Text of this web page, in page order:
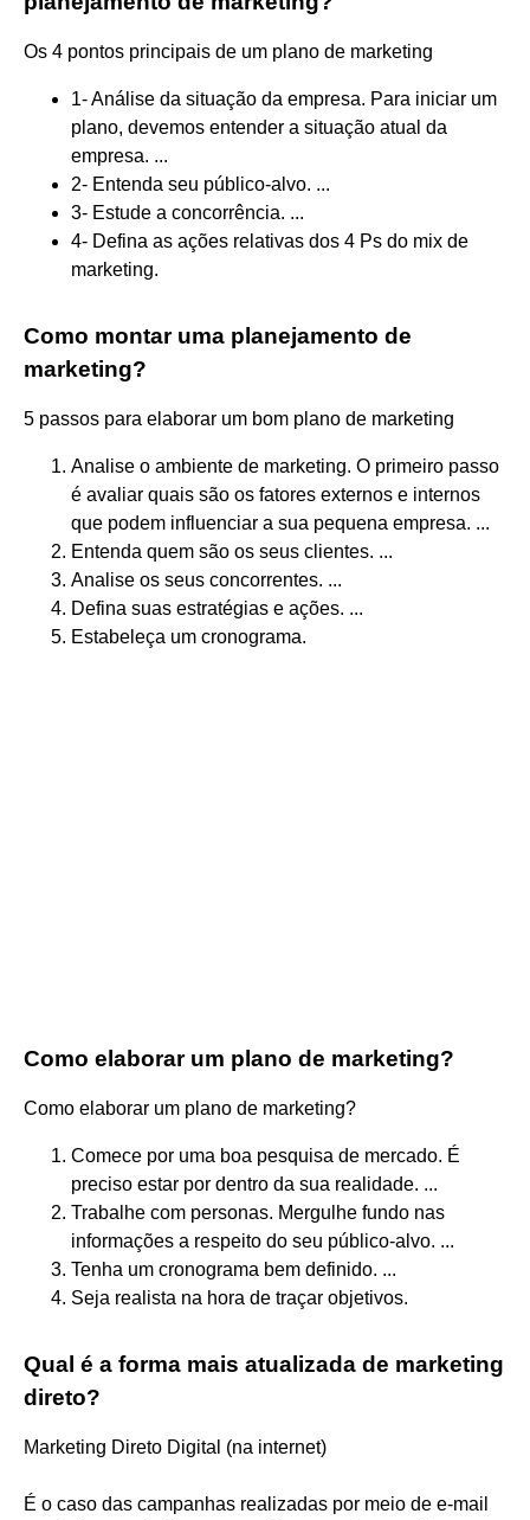
Os 4 pontos principais de um plano de marketing
1- Análise da situação da empresa. Para iniciar um
plano, devemos entender a situação atual da
empresa. ...
2- Entenda seu público-alvo. ...
3- Estude a concorrência. ...
4- Defina as ações relativas dos 4 Ps do mix de
marketing.
Como montar uma planejamento de
marketing?
5 passos para elaborar um bom plano de marketing
Analise o ambiente de marketing. O primeiro passo
é avaliar quais são os fatores externos e internos
que podem influenciar a sua pequena empresa. ...
Entenda quem são os seus clientes. ...
Analise os seus concorrentes. ...
Defina suas estratégias e ações. ...
Estabeleça um cronograma.
Como elaborar um plano de marketing?
Como elaborar um plano de marketing?
Comece por uma boa pesquisa de mercado. É
preciso estar por dentro da sua realidade. ...
Trabalhe com personas. Mergulhe fundo nas
informações a respeito do seu público-alvo. ...
Tenha um cronograma bem definido. ...
Seja realista na hora de traçar objetivos.
Qual é a forma mais atualizada de marketing
direto?
Marketing Direto Digital (na internet)
É o caso das campanhas realizadas por meio de e-mail